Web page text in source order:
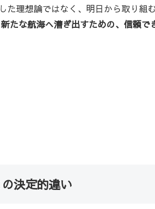
た理想論ではなく、明日から取り組
たな航海へ漕ぎ出すための、信頼で
決定的違い